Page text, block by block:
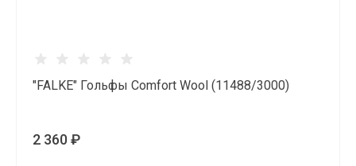
"FALKE" Гольфы Comfort Wool (11488/3000)
2 360 ₽